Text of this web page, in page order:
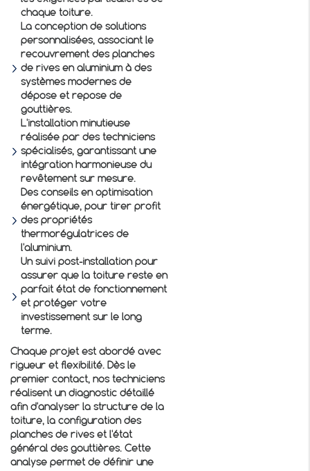
chaque toiture.
La conception de solutions
personnalisées, associant le
recouvrement des planches
de rives en aluminiumà des
systèmes modernes de
dépose et repose de
gouttières.
L'installation minutieuse
réalisée par des techniciens
spécialisés, garantissant une
intégration harmonieuse du
revêtement sur mesure.
Des conseils en optimisation
énergétique, pour tirer profit
des propriétés
thermorégulatrices de
l'aluminium.
Un suivi post-installation pour
assurer que la toiture reste en
parfait état de fonctionnement
et protéger votre
investissement sur le long
terme.
Chaque projet est abordé avec
rigueur et flexibilité. Dès le
premier contact, nos techniciens
réalisent un diagnostic détaillé
afin d'analyser la structure de la
toiture, la configuration des
planches de rives et l'état
général des gouttières. Cette
analyse permet de définir une